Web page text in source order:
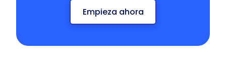
Empieza ahora